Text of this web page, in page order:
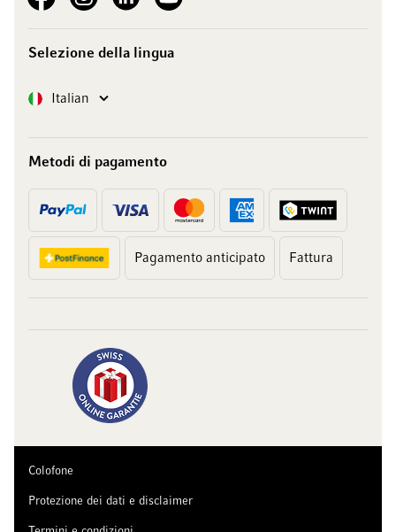
Selezione della lingua
Lingua Italian
Metodi di pagamento
Pagamento anticipato Fattura
Colofone
Protezione dei dati e disclaimer